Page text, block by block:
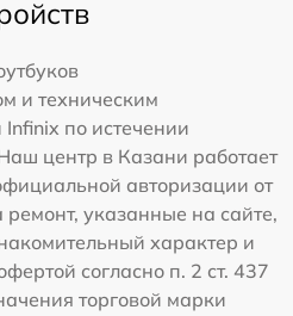
и техническим
по истечении
центр в Казани работает
авторизации от
указанные на сайте,
характер и
согласно п. 2 ст. 437
торговой марки